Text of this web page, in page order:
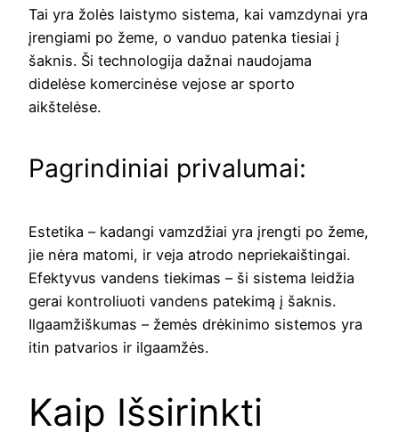
Tai yra žolės laistymo sistema, kai vamzdynai yra
įrengiami po žeme, o vanduo patenka tiesiai į
šaknis. Ši technologija dažnai naudojama
didelėse komercinėse vejose ar sporto
aikštelėse.
Pagrindiniai privalumai:
Estetika – kadangi vamzdžiai yra įrengti po žeme,
jie nėra matomi, ir veja atrodo nepriekaištingai.
Efektyvus vandens tiekimas – ši sistema leidžia
gerai kontroliuoti vandens patekimą į šaknis.
Ilgaamžiškumas – žemės drėkinimo sistemos yra
itin patvarios ir ilgaamžės.
Kaip Išsirinkti